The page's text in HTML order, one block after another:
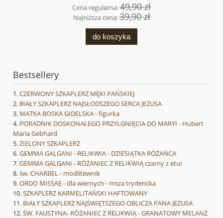
Cena regularna:49,90 zł
Najniższa cena:39,90 zł
do koszyka
Bestsellery
CZERWONY SZKAPLERZ MĘKI PAŃSKIEJ
BIAŁY SZKAPLERZ NAJSŁODSZEGO SERCA JEZUSA
MATKA BOSKA GIDELSKA - figurka
PORADNIK DOSKONAŁEGO PRZYLGNIĘCIA DO MARYI - Hubert
Maria Gebhard
ZIELONY SZKAPLERZ
GEMMA GALGANI - RELIKWIA - DZIESIĄTKA RÓŻAŃCA
GEMMA GALGANI - RÓŻANIEC Z RELIKWIĄ czarny z etui
św. CHARBEL - modlitewnik
ORDO MISSAE - dla wiernych - msza trydencka
SZKAPLERZ KARMELITAŃSKI HAFTOWANY
BIAŁY SZKAPLERZ NAJŚWIĘTSZEGO OBLICZA PANA JEZUSA
ŚW. FAUSTYNA- RÓŻANIEC Z RELIKWIĄ - GRANATOWY MELANŻ